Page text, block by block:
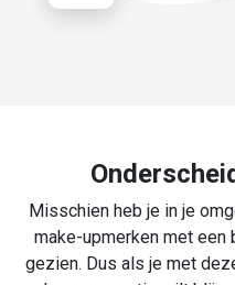
Misschien heb je in je
make-upmerken met een
gezien. Dus als je met